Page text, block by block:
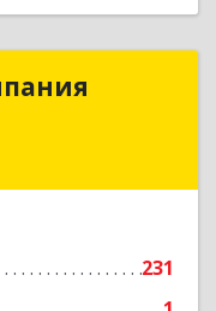
231
компания
бух плюс»
Подробнее